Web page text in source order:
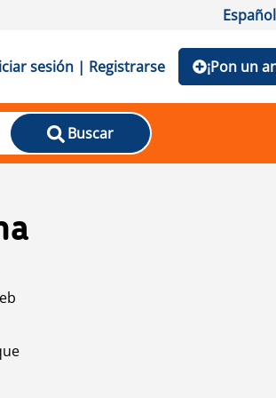
Español
sesión | Registrarse ¡Pon un
Buscar